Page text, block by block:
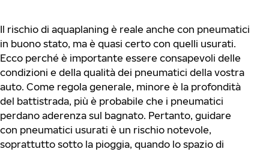
Il rischio di aquaplaning è reale anche con pneumatici
in buono stato, ma è quasi certo con quelli usurati.
Ecco perché è importante essere consapevoli delle
condizioni e della qualità dei pneumatici della vostra
auto. Come regola generale, minore è la profondità
del battistrada, più è probabile che i pneumatici
perdano aderenza sul bagnato. Pertanto, guidare
con pneumatici usurati è un rischio notevole,
soprattutto sotto la pioggia, quando lo spazio di